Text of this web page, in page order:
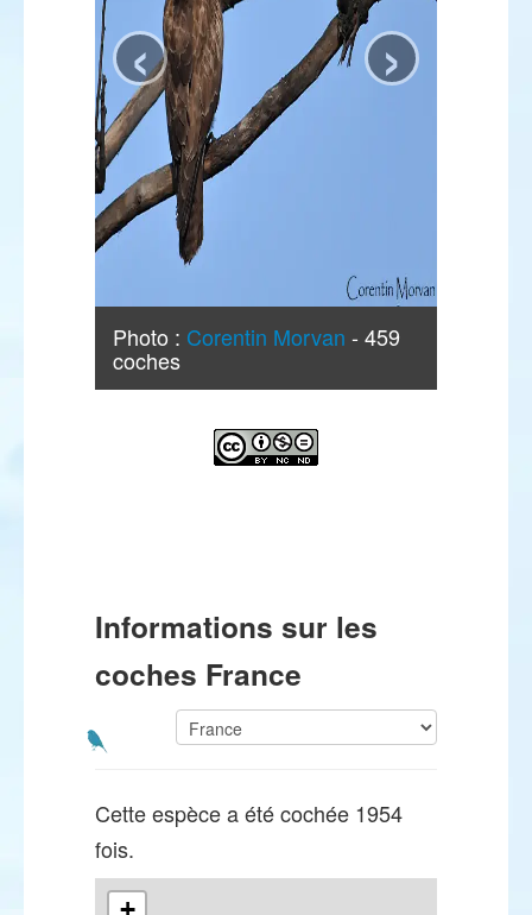
Photo : Corentin Morvan - 459
coches
‹ ›
Informations sur les
coches France
Cette espèce a été cochée 1954
fois.